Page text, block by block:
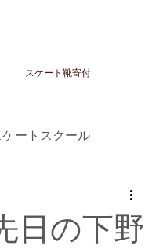
スケート靴寄付
ートスクール
日の下野